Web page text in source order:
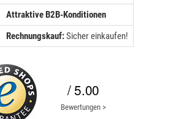
Attraktive B2B-Konditionen
Rechnungskauf:Sicher einkaufen!
/ 5.00
Bewertungen >